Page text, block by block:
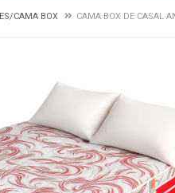
CAMA BOX CAMA BOX DE CASAL